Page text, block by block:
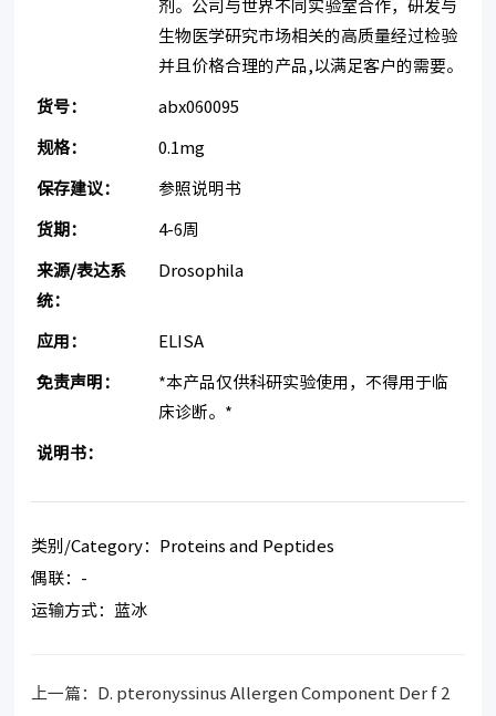
剂。公司与世界不同实验室合作，研发与
生物医学研究市场相关的高质量经过检验
并且价格合理的产品,以满足客户的需要。
货号： abx060095
规格： 0.1mg
保存建议： 参照说明书
货期： 4-6周
来源/表达系
统：
Drosophila
应用： ELISA
免责声明：
*本产品仅供科研实验使用，不得用于临
床诊断。*
说明书：
类别/Category：Proteins and Peptides
偶联：-
运输方式：蓝冰
上一篇：
D. pteronyssinus Allergen Component Der f 2